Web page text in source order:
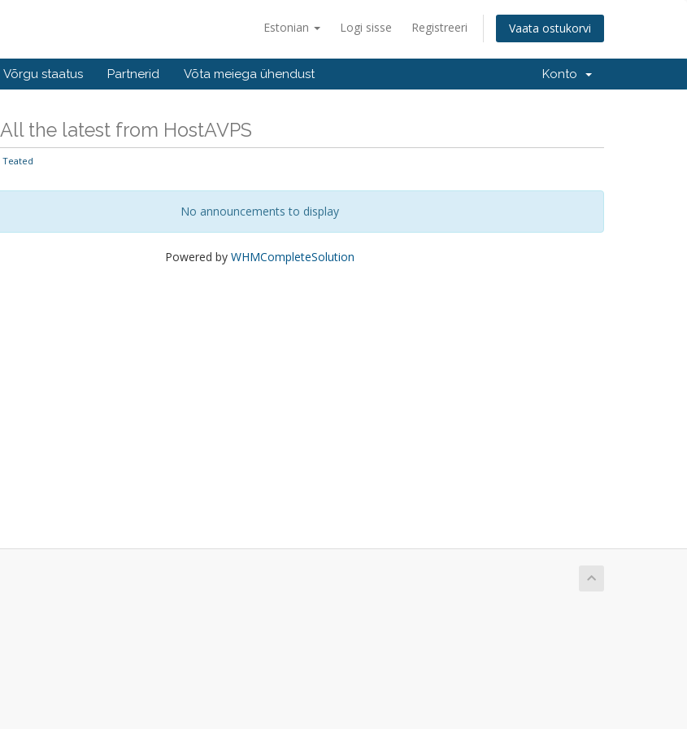
Estonian Logi sisse Registreeri Vaata ostukorvi
Võrgu staatus Partnerid Võta meiega ühendust Konto
All the latest from HostAVPS
Teated
No announcements to display
Powered by WHMCompleteSolution